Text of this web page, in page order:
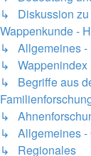
↳ Diskussion zu
Wappenkunde -
↳ Allgemeines -
↳ Wappenindex
↳ Begriffe aus
↳
↳ Allgemeines -
↳ Regionales